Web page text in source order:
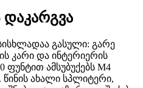
დაკარგვა
გასული: გარე
კარი და ინტერიერის
ამსუბუქებს M4
წინის ახალი სპლიტერი,